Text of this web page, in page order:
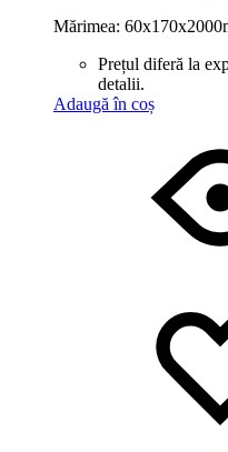
Mărimea:
Prețul diferă la
detalii.
Adaugă în coș